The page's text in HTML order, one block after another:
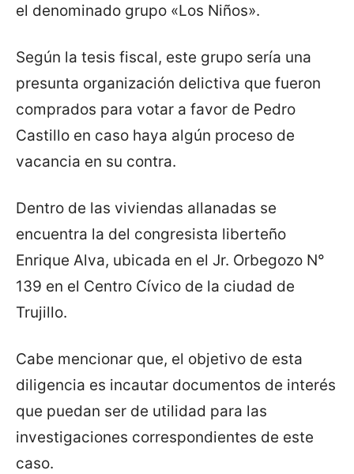
el denominado grupo «Los Niños».
Según la tesis fiscal, este grupo sería una
presunta organización delictiva que fueron
comprados para votar a favor de Pedro
Castillo en caso haya algún proceso de
vacancia en su contra.
Dentro de las viviendas allanadas se
encuentra la del congresista liberteño
Enrique Alva, ubicada en el Jr. Orbegozo N°
139 en el Centro Cívico de la ciudad de
Trujillo.
Cabe mencionar que, el objetivo de esta
diligencia es incautar documentos de interés
que puedan ser de utilidad para las
investigaciones correspondientes de este
caso.